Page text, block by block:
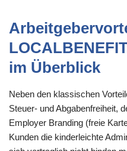
im Überblick
Neben den klassischen
Steuer- und Abgabenfreiheit,
Employer Branding (freie
Kunden die kinderleichte